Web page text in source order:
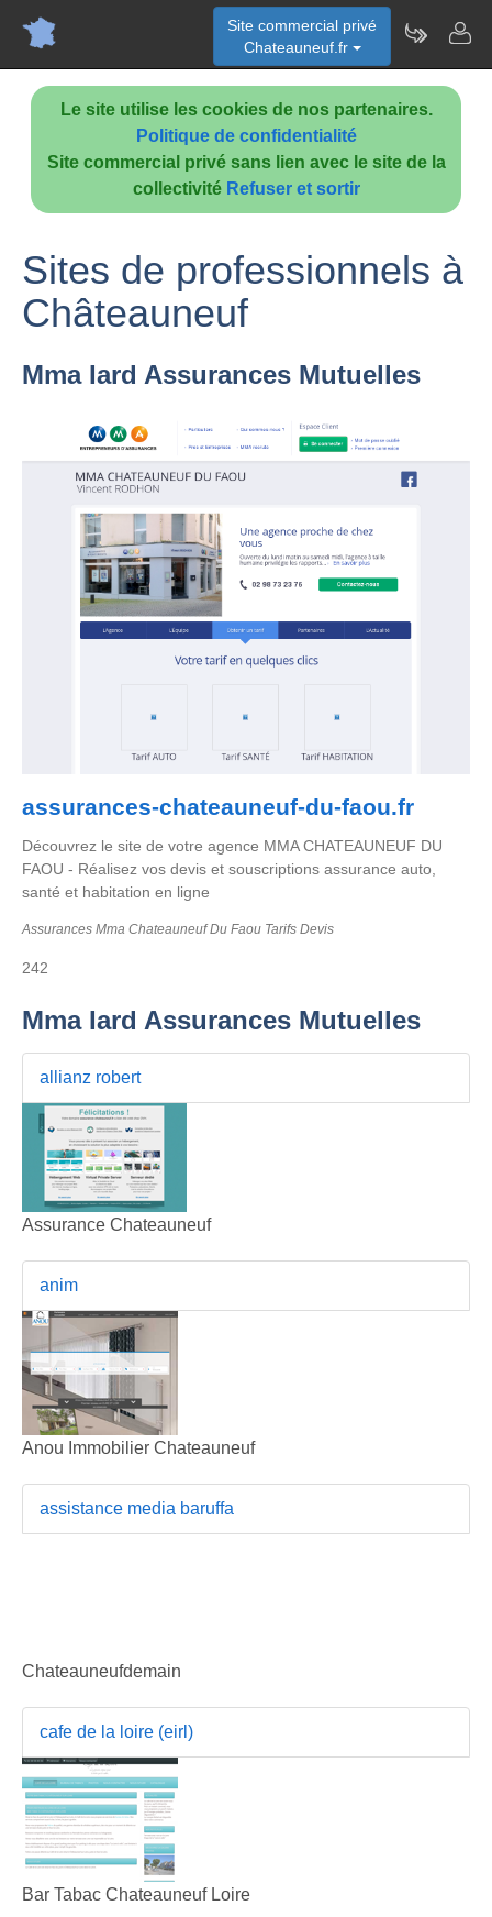
Le site utilise les cookies de nos partenaires.
Politique de confidentialité
Site commercial privé sans lien avec le site de la
collectivité Refuser et sortir
Site commercial privé
Chateauneuf.fr
Sites de professionnels à
Châteauneuf
Mma Iard Assurances Mutuelles
assurances-chateauneuf-du-faou.fr
Découvrez le site de votre agence MMA CHATEAUNEUF DU
FAOU - Réalisez vos devis et souscriptions assurance auto,
santé et habitation en ligne
Assurances Mma Chateauneuf Du Faou Tarifs Devis
242
Mma Iard Assurances Mutuelles
allianz robert
Assurance Chateauneuf
anim
Anou Immobilier Chateauneuf
assistance media baruffa
Chateauneufdemain
cafe de la loire (eirl)
Bar Tabac Chateauneuf Loire